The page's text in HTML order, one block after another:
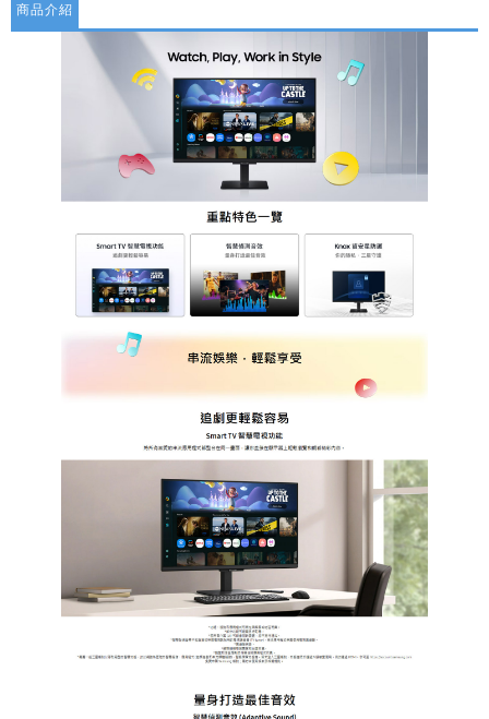
商品介紹